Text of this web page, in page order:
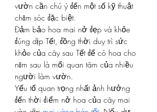
vườn cần chú ý đến một số kỹ thuật
chăm sóc đặc biệt.
Đảm bảo hoa mai nở đẹp và khỏe
đúng dịp Tết, đồng thời duy trì sức
khỏe của cây sau Tết để có hoa cho
năm sau là mối quan tâm của nhiều
người làm vườn.
Yếu tố quan trọng nhất ảnh hưởng
đến thời điểm nở hoa của cây mai